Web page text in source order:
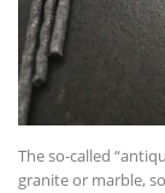
The so-called
granite or marble,